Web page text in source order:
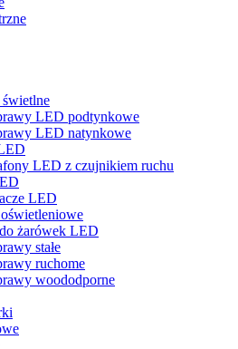
LED podtynkowe
LED natynkowe
LED z czujnikiem ruchu
LED
żarówek LED
stałe
ruchome
woododporne